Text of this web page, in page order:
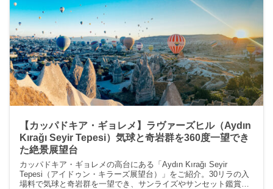
【カッパドキア・ギョレメ】ラヴァーズヒル（Aydın
Kırağı Seyir Tepesi）気球と奇岩群を360度一望でき
た絶景展望台
カッパドキア・ギョレメの高台にある「Aydın Kırağı Seyir
Tepesi（アイドゥン・キラーズ展望台）」をご紹介。30リラの入
場料で気球と奇岩群を一望でき、サンライズやサンセット鑑賞に